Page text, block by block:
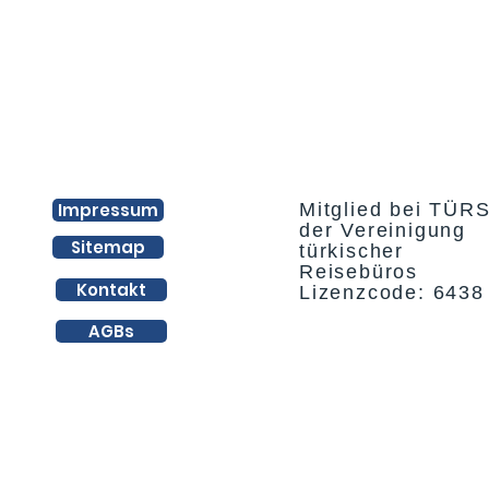
Impressum
Sitemap
Kontakt
Mitglied bei
der Vereinigung
türkischer
Reisebüros
Lizenzcode: 6438
AGBs